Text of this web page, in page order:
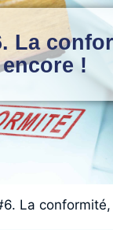
La
encore !
La